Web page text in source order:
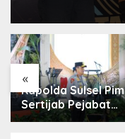
«
Kapolda Sulsel
Sertijab Pejabat
Utama dan